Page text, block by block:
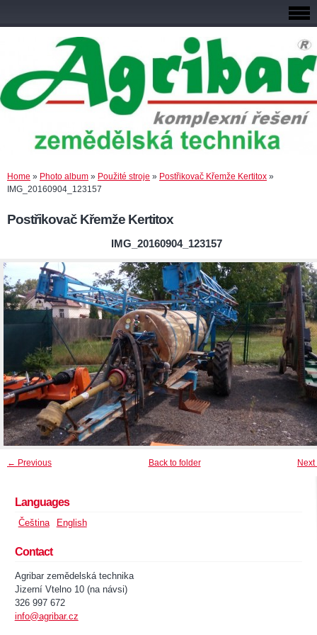
Home » Photo album » Použité stroje » Postřikovač Křemže Kertitox »
IMG_20160904_123157
Postřikovač Křemže Kertitox
IMG_20160904_123157
← Previous Back to folder
Languages
Čeština English
Contact
Agribar zemědelská technika
Jizerní Vtelno 10 (na návsi)
326 997 672
info@agribar.cz